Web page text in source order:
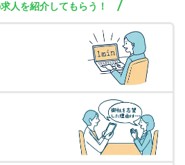
人を紹介してもらう！